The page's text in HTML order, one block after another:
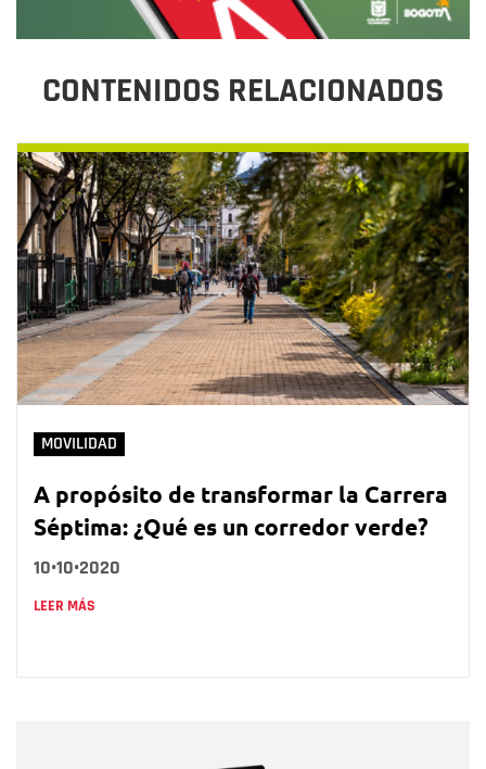
CONTENIDOS RELACIONADOS
MOVILIDAD
A propósito de transformar la Carrera
Séptima: ¿Qué es un corredor verde?
10•10•2020
LEER MÁS